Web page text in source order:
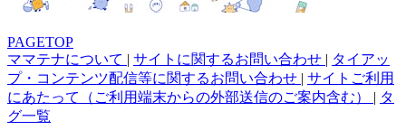
PAGETOP
ママテナについて | サイトに関するお問い合わせ | タイアッ
プ・コンテンツ配信等に関するお問い合わせ | サイトご利用
にあたって（ご利用端末からの外部送信のご案内含む） | タ
グ一覧